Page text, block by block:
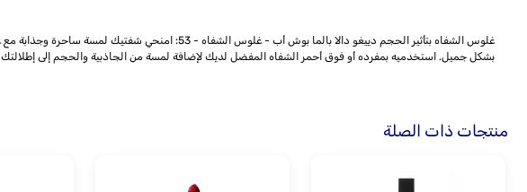
بشكل جميل. استخدميه بمفرده أو فوق أحمر الشفاه المفضل لديك لإضافة لمسة من الجاذبية والحجم إلى إطلالتك
منتجات ذات الصلة